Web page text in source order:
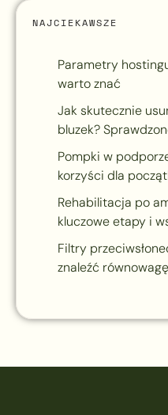
NAJCIEKAWSZE
Parametry
warto znać
Jak skutecznie
bluzek?
Pompki w
korzyści dla
Rehabilitacja po
kluczowe etapy i
Filtry
znaleźć